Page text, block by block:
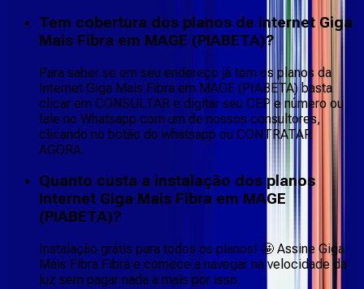
Tem cobertura dos planos de internet Giga
Mais Fibra em MAGE (PIABETA)?
Para saber se em seu endereço já tem os planos da
Internet Giga Mais Fibra em MAGE (PIABETA) basta
clicar em CONSULTAR e digitar seu CEP e número ou
fale no Whatsapp com um de nossos consultores,
clicando no botão do whatsapp ou CONTRATAR
AGORA.
Quanto custa a instalação dos planos
Internet Giga Mais Fibra em MAGE
(PIABETA)?
Instalação grátis para todos os planos! 🤩 Assine Giga
Mais Fibra Fibra e comece a navegar na velocidade da
luz sem pagar nada a mais por isso.